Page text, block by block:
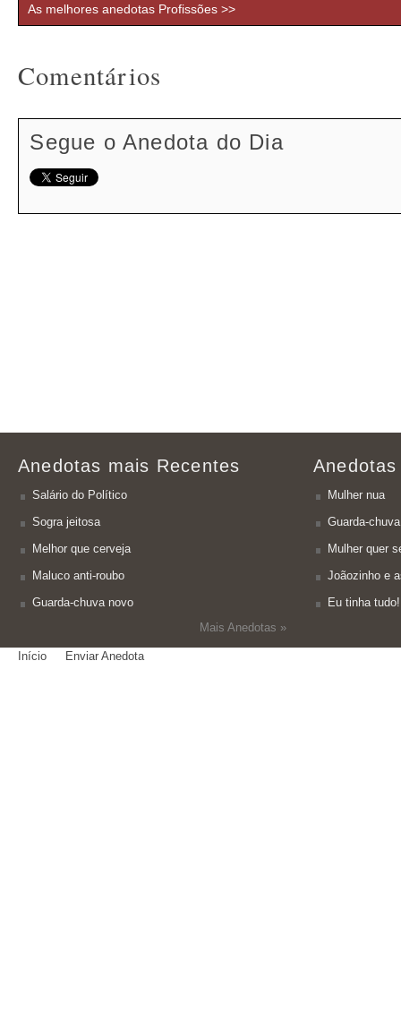
As melhores anedotas Profissões >>
Comentários
Segue o Anedota do Dia
Anedotas mais Recentes
Salário do Político
Sogra jeitosa
Melhor que cerveja
Maluco anti-roubo
Guarda-chuva novo
Mais Anedotas »
Mulher nua
Guarda-
Mulher quer
Joãozinho e
Eu tinha tudo!
Início Enviar Anedota